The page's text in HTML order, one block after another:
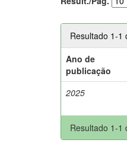
Resultado 1-1
Ano de
publicação
2025
Resultado 1-1